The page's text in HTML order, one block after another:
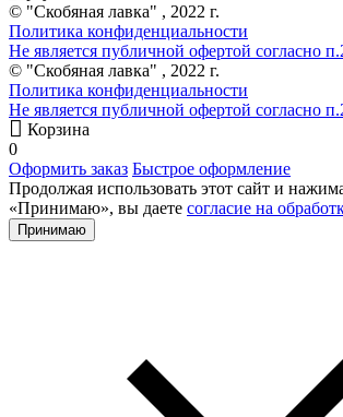
© "Скобяная лавка" , 2022 г.
Политика конфиденциальности
Не является публичной офертой согласно
© "Скобяная лавка" , 2022 г.
Политика конфиденциальности
Не является публичной офертой согласно
Корзина
0
Оформить заказ Быстрое оформление
Продолжая использовать этот сайт и
«Принимаю», вы даете согласие на
Принимаю